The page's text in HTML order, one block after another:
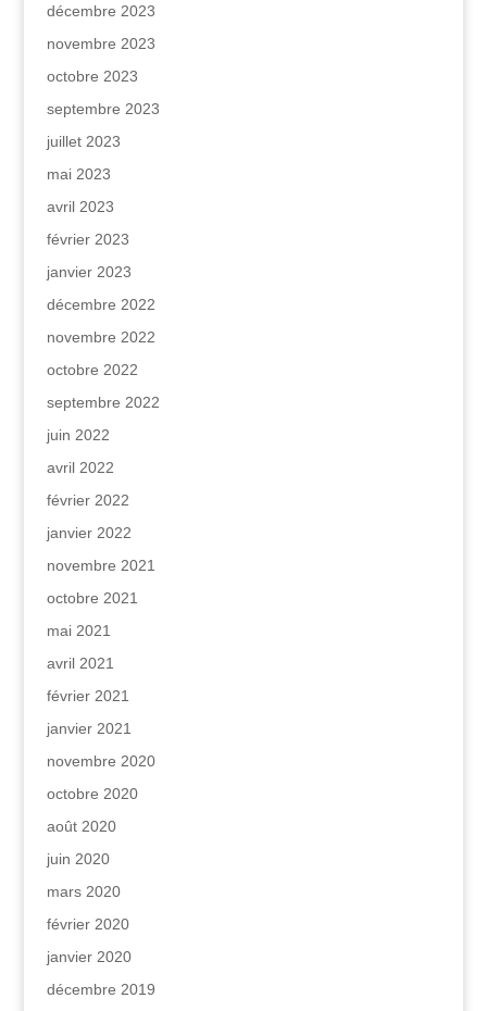
décembre 2023
novembre 2023
octobre 2023
septembre 2023
juillet 2023
mai 2023
avril 2023
février 2023
janvier 2023
décembre 2022
novembre 2022
octobre 2022
septembre 2022
juin 2022
avril 2022
février 2022
janvier 2022
novembre 2021
octobre 2021
mai 2021
avril 2021
février 2021
janvier 2021
novembre 2020
octobre 2020
août 2020
juin 2020
mars 2020
février 2020
janvier 2020
décembre 2019